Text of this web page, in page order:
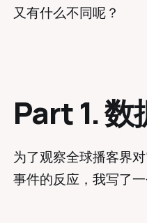
又有什么不同呢？
Part 1. 数
为了观察全球播客界
事件的反应，我写了